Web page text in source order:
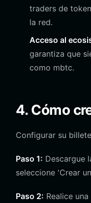
traders de
la red.
Acceso al
garantiza que
como mbtc.
4. Cómo
Configurar su
Paso 1: Descargue
seleccione 'Crear
Paso 2: Realice